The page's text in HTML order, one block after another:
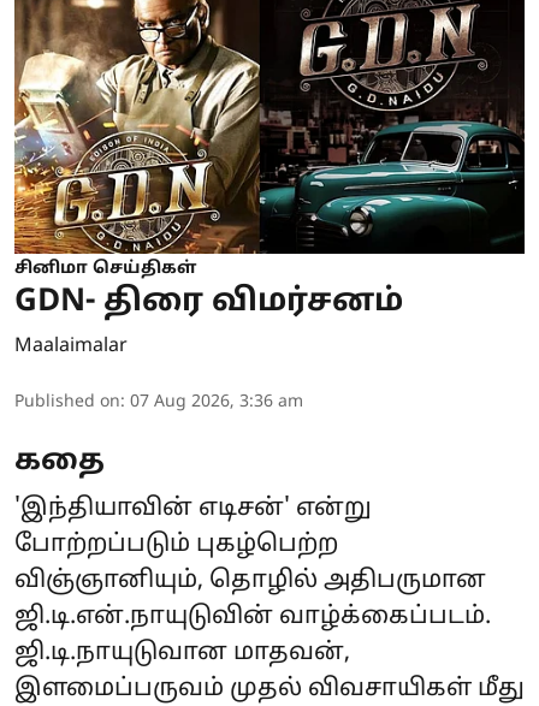
சினிமா செய்திகள்
GDN- திரை விமர்சனம்
Maalaimalar
Published on: 07 Aug 2026, 3:36 am
கதை
'இந்தியாவின் எடிசன்' என்று
போற்றப்படும் புகழ்பெற்ற
விஞ்ஞானியும், தொழில் அதிபருமான
ஜி.டி.என்.நாயுடுவின் வாழ்க்கைப்படம்.
ஜி.டி.நாயுடுவான மாதவன்,
இளமைப்பருவம் முதல் விவசாயிகள் மீது